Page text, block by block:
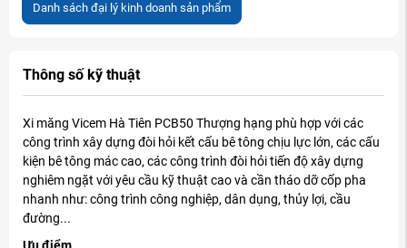
Danh sách đại lý kinh doanh sản phẩm
Thông số kỹ thuật
Xi măng Vicem Hà Tiên PCB50 Thượng hạng phù hợp với các
công trình xây dựng đòi hỏi kết cấu bê tông chịu lực lớn, các cấu
kiện bê tông mác cao, các công trình đòi hỏi tiến độ xây dựng
nghiêm ngặt với yêu cầu kỹ thuật cao và cần tháo dỡ cốp pha
nhanh như: công trình công nghiệp, dân dụng, thủy lợi, cầu
đường...
Ưu điểm